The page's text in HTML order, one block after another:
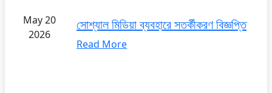
May 20
2026
সোশ্যাল মিডিয়া ব্যবহারে সতর্কীকরণ বিজ্ঞপ্তি
Read More